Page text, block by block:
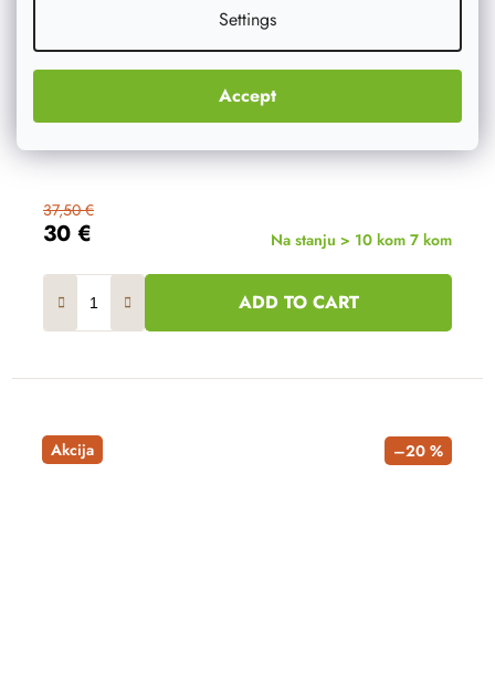
Settings
Accept
30 €
37,50 €
Na stanju > 10 kom 7 kom
ADD TO CART
Akcija –20 %